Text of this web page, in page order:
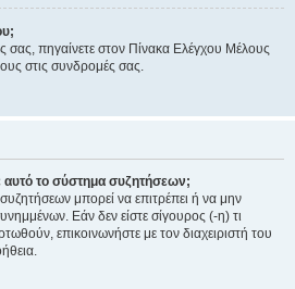
σας, πηγαίνετε στον Πίνακα Ελέγχου Μέλους
στις συνδρομές σας.
αυτό το σύστημα συζητήσεων;
μπορεί να επιτρέπει ή να μην
Εάν δεν είστε σίγουρος (-η) τι
επικοινωνήστε με τον διαχειριστή του